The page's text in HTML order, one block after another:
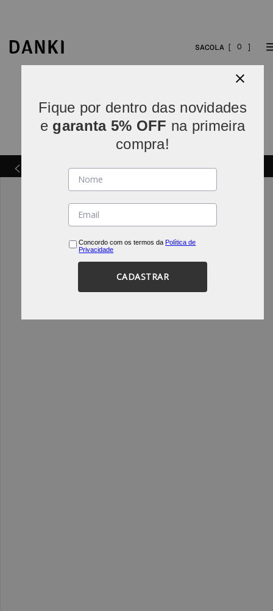
0
Fique por dentro das novidades
e garanta 5% OFF na primeira
compra!
Concordo com os termos da Política de
Privacidade
CADASTRAR